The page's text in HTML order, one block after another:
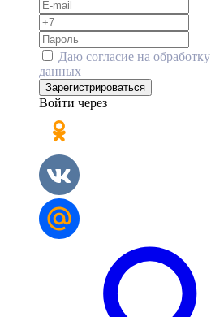
Даю согласие на обработку
данных
Зарегистрироваться
Войти через